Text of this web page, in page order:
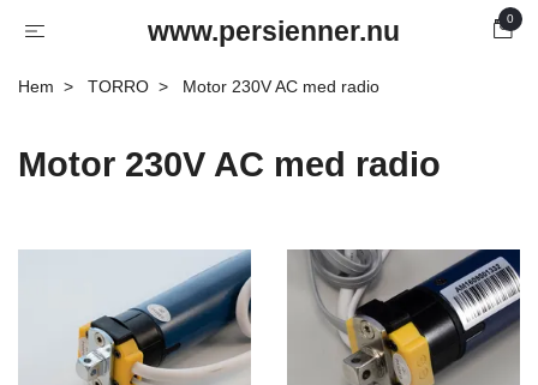
www.persienner.nu 0
Hem TORRO Motor 230V AC med radio
Motor 230V AC med radio